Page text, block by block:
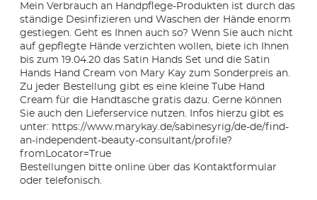
Mein Verbrauch an Handpflege-Produkten ist durch das
ständige Desinfizieren und Waschen der Hände enorm
gestiegen. Geht es Ihnen auch so? Wenn Sie auch nicht
auf gepflegte Hände verzichten wollen, biete ich Ihnen
bis zum 19.04.20 das Satin Hands Set und die Satin
Hands Hand Cream von Mary Kay zum Sonderpreis an.
Zu jeder Bestellung gibt es eine kleine Tube Hand
Cream für die Handtasche gratis dazu. Gerne können
Sie auch den Lieferservice nutzen. Infos hierzu gibt es
unter: https://www.marykay.de/sabinesyrig/de-de/find-
an-independent-beauty-consultant/profile?
fromLocator=True
Bestellungen bitte online über das Kontaktformular
oder telefonisch.